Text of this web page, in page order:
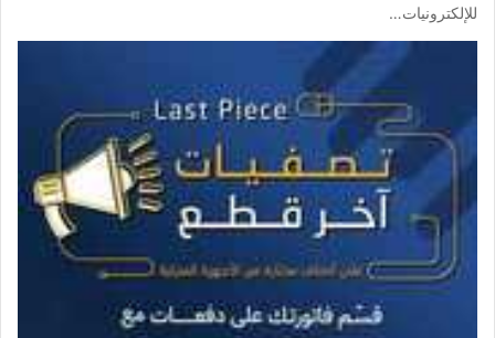
للإلكترونيات…